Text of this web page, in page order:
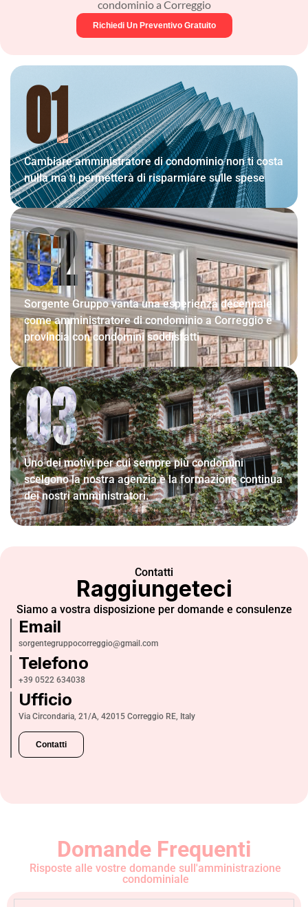
condominio a Correggio
Richiedi Un Preventivo Gratuito
01
Cambiare amministratore di condominio non ti costa
nulla ma ti permetterà di risparmiare sulle spese
02
Sorgente Gruppo vanta una esperienza decennale
come amministratore di condominio a Correggio e
provincia con condomini soddisfatti
03
Uno dei motivi per cui sempre più condomìni
scelgono la nostra agenzia è la formazione continua
dei nostri amministratori.
Contatti
Raggiungeteci
Siamo a vostra disposizione per domande e consulenze
Email
sorgentegruppocorreggio@gmail.com
Telefono
+39 0522 634038
Ufficio
Via Circondaria, 21/A, 42015 Correggio RE, Italy
Contatti
Domande Frequenti
Risposte alle vostre domande sull'amministrazione
condominiale